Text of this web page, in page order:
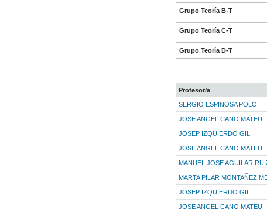
Grupo Teoría B-T
Grupo Teoría C-T
Grupo Teoría D-T
Profesor/a
SERGIO ESPINOSA POLO
JOSE ANGEL CANO MATEU
JOSEP IZQUIERDO GIL
JOSE ANGEL CANO MATEU
MANUEL JOSE AGUILAR
MARTA PILAR MONTAÑEZ
JOSEP IZQUIERDO GIL
JOSE ANGEL CANO MATEU